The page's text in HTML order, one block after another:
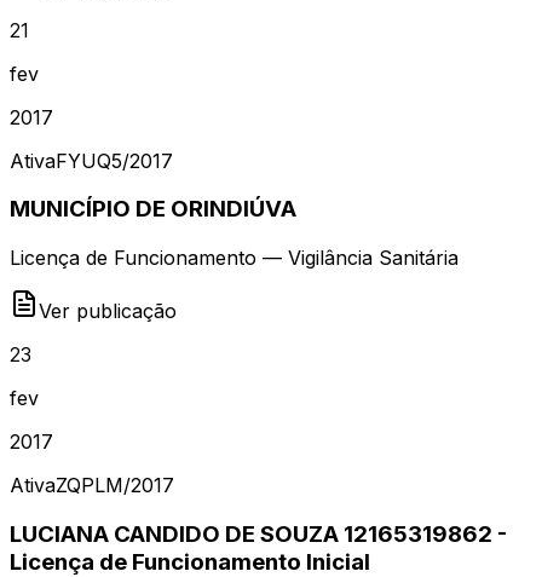
21
fev
2017
AtivaFYUQ5/2017
MUNICÍPIO DE ORINDIÚVA
Licença de Funcionamento — Vigilância Sanitária
Ver publicação
23
fev
2017
AtivaZQPLM/2017
LUCIANA CANDIDO DE SOUZA 12165319862 -
Licença de Funcionamento Inicial